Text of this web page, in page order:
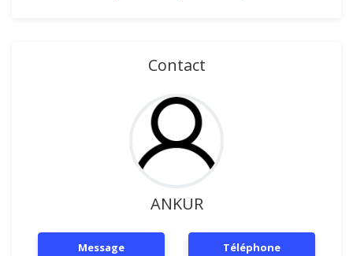
Contact
ANKUR
Message Téléphone